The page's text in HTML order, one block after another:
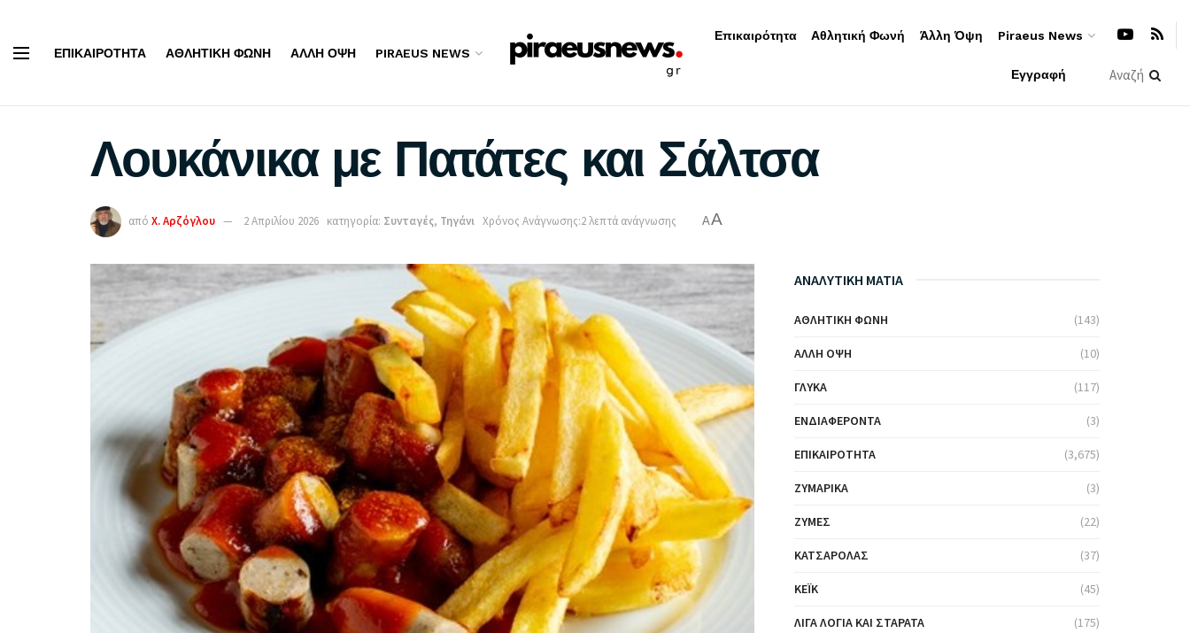
ΕΠΙΚΑΙΡΌΤΗΤΑ ΑΘΛΗΤΙΚΉ ΦΩΝΉ ΆΛΛΗ ΌΨΗ PIRAEUS NEWS
Επικαιρότητα Αθλητική Φωνή Άλλη Όψη Piraeus News
Εγγραφή
Λουκάνικα με Πατάτες και Σάλτσα
από Χ. Αρζόγλου 2 Απριλίου 2026 κατηγορία: Συνταγές, Τηγάνι Χρόνος Ανάγνωσης:2 λεπτά ανάγνωσης AA
ΑΝΑΛΥΤΙΚΗ ΜΑΤΙΑ
ΑΘΛΗΤΙΚΉ ΦΩΝΉ (143)
ΆΛΛΗ ΌΨΗ (10)
ΓΛΥΚΆ (117)
ΕΝΔΙΑΦΈΡΟΝΤΑ (3)
ΕΠΙΚΑΙΡΌΤΗΤΑ (3,675)
ΖΥΜΑΡΙΚΆ (3)
ΖΎΜΕΣ (22)
ΚΑΤΣΑΡΌΛΑΣ (37)
ΚΈΙΚ (45)
ΛΊΓΑ ΛΌΓΙΑ ΚΑΙ ΣΤΑΡΆΤΑ (175)